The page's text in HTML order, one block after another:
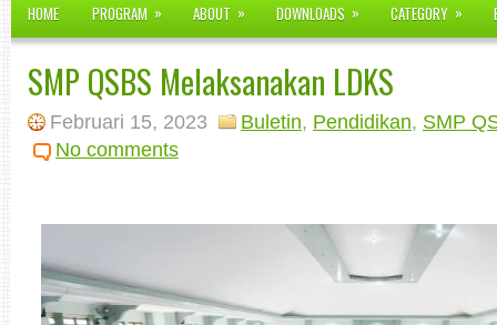
HOME PROGRAM » ABOUT » DOWNLOADS » CATEGORY »
SMP QSBS Melaksanakan LDKS
Februari 15, 2023 Buletin, Pendidikan, SMP
No comments